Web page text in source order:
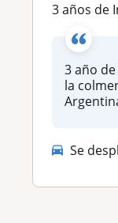
3 años de
3 año
la
Se